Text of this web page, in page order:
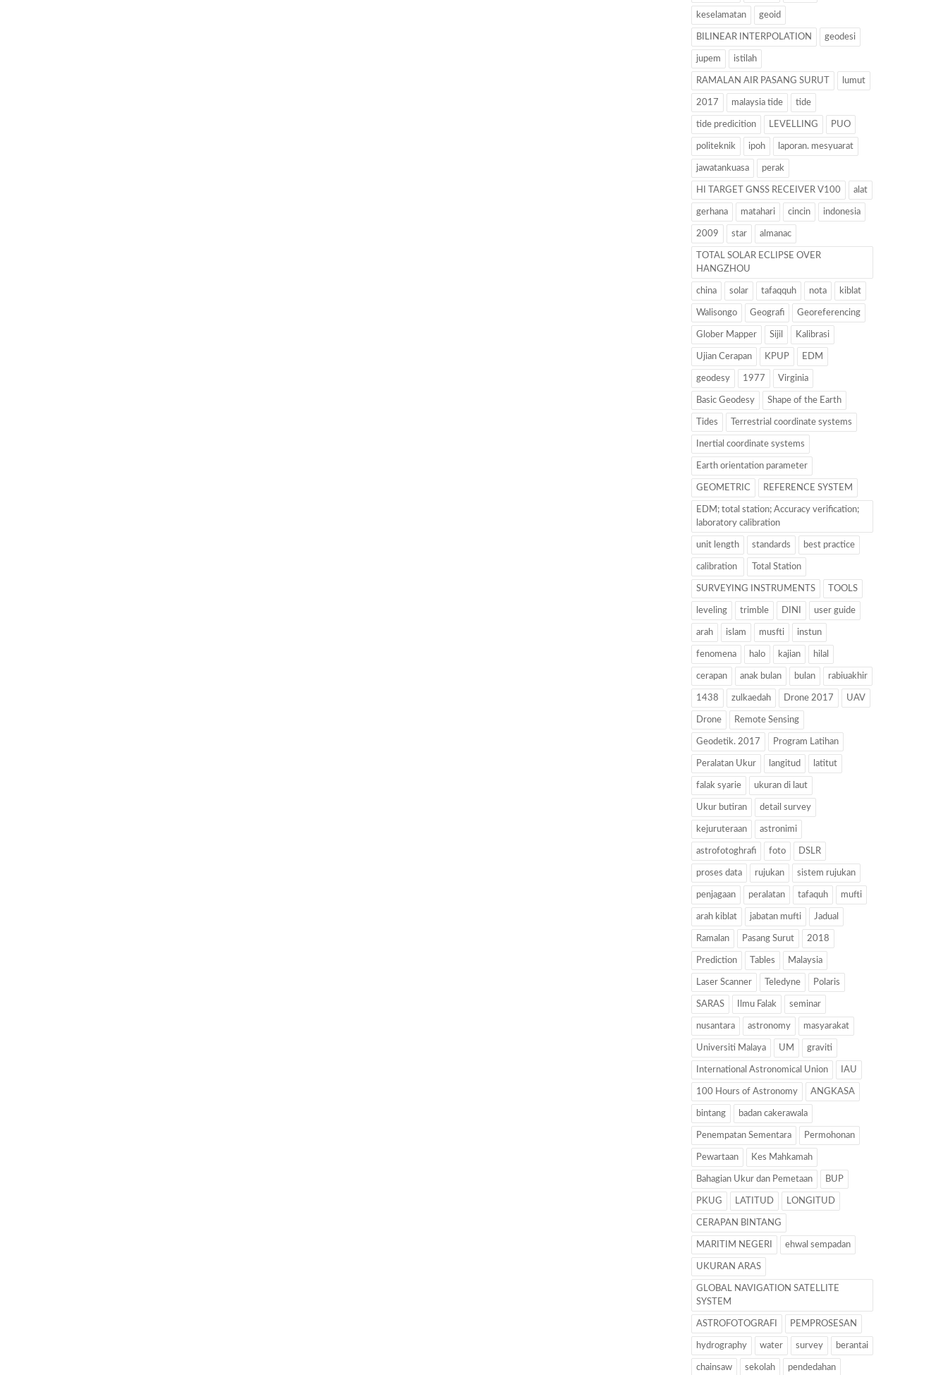
keselamatan geoid
BILINEAR INTERPOLATION geodesi
jupem istilah
RAMALAN AIR PASANG SURUT lumut
2017 malaysia tide tide
tide predicition LEVELLING PUO
politeknik ipoh laporan. mesyuarat
jawatankuasa perak
HI TARGET GNSS RECEIVER V100 alat
gerhana matahari cincin indonesia
2009 star almanac
TOTAL SOLAR ECLIPSE OVER
HANGZHOU
china solar tafaqquh nota kiblat
Walisongo Geografi Georeferencing
Glober Mapper Sijil Kalibrasi
Ujian Cerapan KPUP EDM
geodesy 1977 Virginia
Basic Geodesy Shape of the Earth
Tides Terrestrial coordinate systems
Inertial coordinate systems
Earth orientation parameter
GEOMETRIC REFERENCE SYSTEM
EDM; total station; Accuracy verification;
laboratory calibration
unit length standards best practice
calibration Total Station
SURVEYING INSTRUMENTS TOOLS
leveling trimble DINI user guide
arah islam musfti instun
fenomena halo kajian hilal
cerapan anak bulan bulan rabiuakhir
1438 zulkaedah Drone 2017 UAV
Drone Remote Sensing
Geodetik. 2017 Program Latihan
Peralatan Ukur langitud latitut
falak syarie ukuran di laut
Ukur butiran detail survey
kejuruteraan astronimi
astrofotoghrafi foto DSLR
proses data rujukan sistem rujukan
penjagaan peralatan tafaquh mufti
arah kiblat jabatan mufti Jadual
Ramalan Pasang Surut 2018
Prediction Tables Malaysia
Laser Scanner Teledyne Polaris
SARAS Ilmu Falak seminar
nusantara astronomy masyarakat
Universiti Malaya UM graviti
International Astronomical Union IAU
100 Hours of Astronomy ANGKASA
bintang badan cakerawala
Penempatan Sementara Permohonan
Pewartaan Kes Mahkamah
Bahagian Ukur dan Pemetaan BUP
PKUG LATITUD LONGITUD
CERAPAN BINTANG
MARITIM NEGERI ehwal sempadan
UKURAN ARAS
GLOBAL NAVIGATION SATELLITE
SYSTEM
ASTROFOTOGRAFI PEMPROSESAN
hydrography water survey berantai
chainsaw sekolah pendedahan